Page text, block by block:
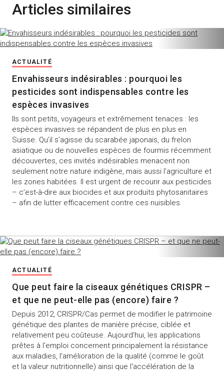
Articles similaires
ACTUALITÉ
Envahisseurs indésirables : pourquoi les
pesticides sont indispensables contre les
espèces invasives
Ils sont petits, voyageurs et extrêmement tenaces : les
espèces invasives se répandent de plus en plus en
Suisse. Qu’il s’agisse du scarabée japonais, du frelon
asiatique ou de nouvelles espèces de fourmis récemment
découvertes, ces invités indésirables menacent non
seulement notre nature indigène, mais aussi l’agriculture et
les zones habitées. Il est urgent de recourir aux pesticides
– c’est-à-dire aux biocides et aux produits phytosanitaires
– afin de lutter efficacement contre ces nuisibles.
ACTUALITÉ
Que peut faire la ciseaux génétiques CRISPR –
et que ne peut-elle pas (encore) faire ?
Depuis 2012, CRISPR/Cas permet de modifier le patrimoine
génétique des plantes de manière précise, ciblée et
relativement peu coûteuse. Aujourd'hui, les applications
prêtes à l'emploi concernent principalement la résistance
aux maladies, l'amélioration de la qualité (comme le goût
et la valeur nutritionnelle) ainsi que l'accélération de la